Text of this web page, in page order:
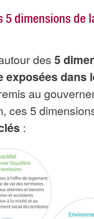
5 dimensions de
des 5
exposées dans
au
ces 5
: